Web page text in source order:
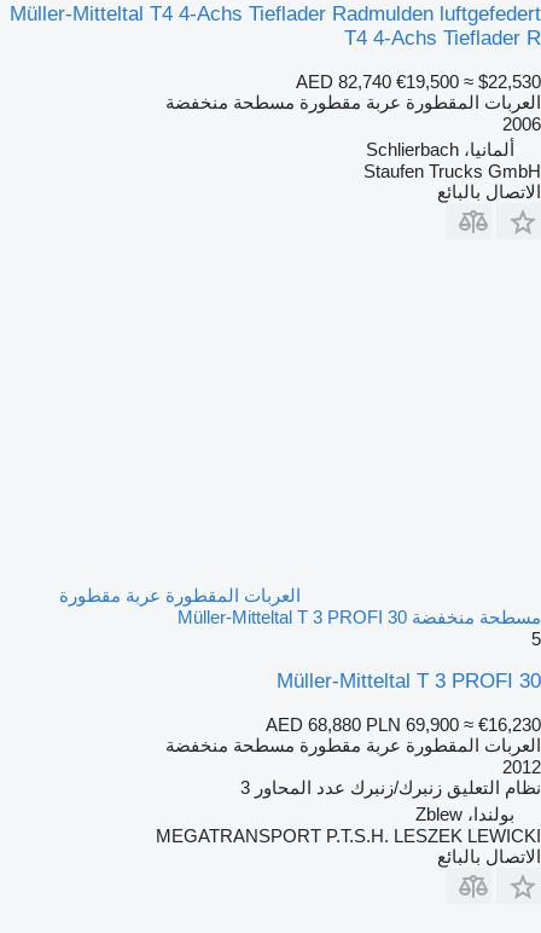
Müller-Mitteltal T4 4-Achs Tieflader Radmulden luftgefedert
T4 4-Achs Tieflader R
AED 82,740 €19,500 ≈ $22,530
العربات المقطورة عربة مقطورة مسطحة منخفضة
2006
ألمانيا، Schlierbach
Staufen Trucks GmbH
الاتصال بالبائع
العربات المقطورة عربة مقطورة
مسطحة منخفضة Müller-Mitteltal T 3 PROFI 30
5
Müller-Mitteltal T 3 PROFI 30
AED 68,880 PLN 69,900 ≈ €16,230
العربات المقطورة عربة مقطورة مسطحة منخفضة
2012
نظام التعليق زنبرك/زنبرك عدد المحاور 3
بولندا، Zblew
MEGATRANSPORT P.T.S.H. LESZEK LEWICKI
الاتصال بالبائع